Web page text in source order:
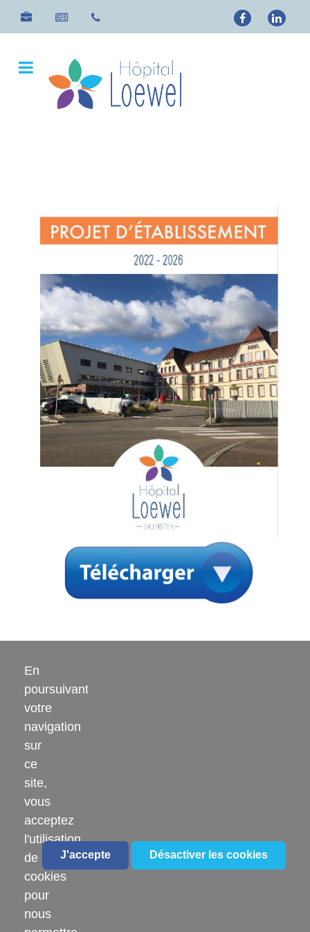
HÔPITAL LOEWEL
6 Rue du Moulin, 68140 Munster
En
poursuivant
votre
navigation
sur
ce
site,
vous
acceptez
l'utilisation
de
cookies
pour
nous
J'accepte Désactiver les cookies